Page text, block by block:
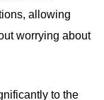
allowing
worrying about
to the